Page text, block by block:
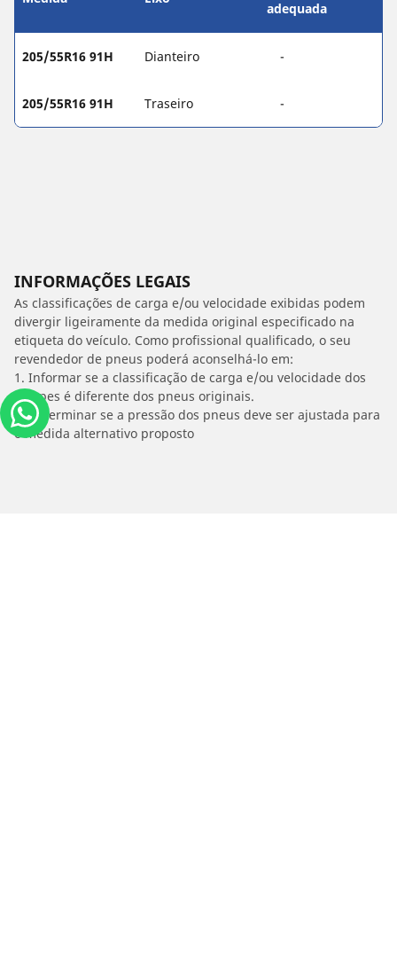
adequada
205/55R16 91H Dianteiro -
205/55R16 91H Traseiro -
INFORMAÇÕES LEGAIS
As classificações de carga e/ou velocidade exibidas podem
divergir ligeiramente da medida original especificado na
etiqueta do veículo. Como profissional qualificado, o seu
revendedor de pneus poderá aconselhá-lo em:
1. Informar se a classificação de carga e/ou velocidade dos
estepes é diferente dos pneus originais.
2. Determinar se a pressão dos pneus deve ser ajustada para
o medida alternativo proposto